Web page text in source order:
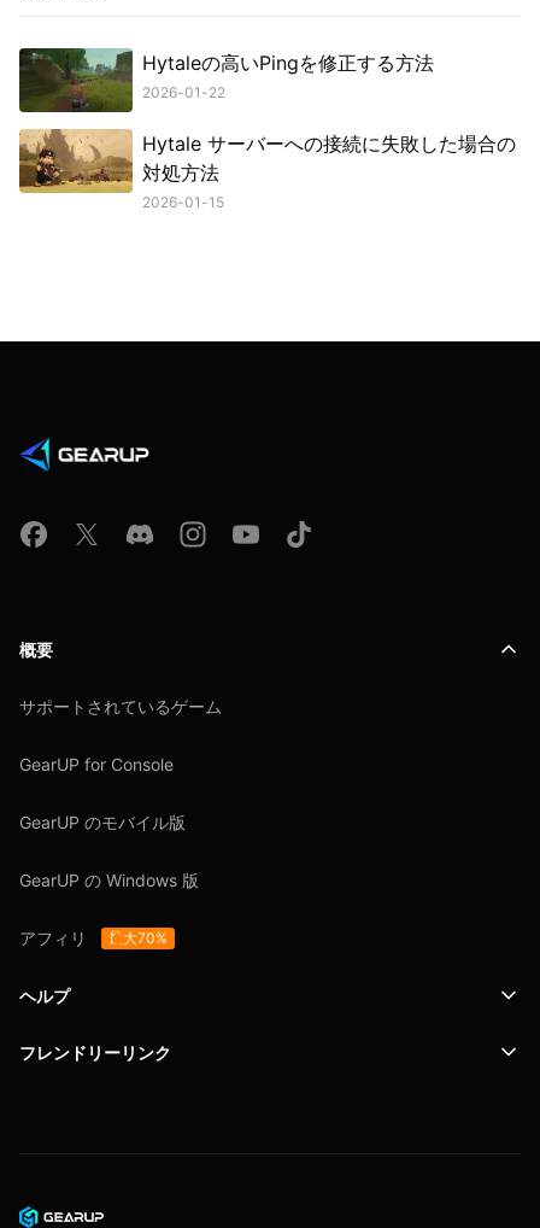
Hytaleの高いPingを修正する方法
2026-01-22
Hytale サーバーへの接続に失敗した場合の
対処方法
2026-01-15
概要
サポートされているゲーム
GearUP for Console
GearUP のモバイル版
GearUP の Windows 版
アフィリ 最大70%
ヘルプ
サポート
フレンドリーリンク